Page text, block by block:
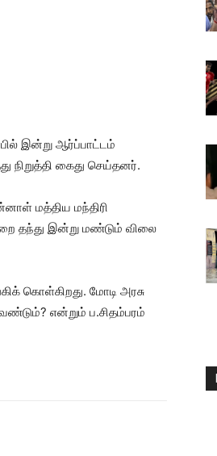
இன்று ஆர்ப்பாட்டம்
நிறுத்தி கைது செய்தனர்.
மத்திய மந்திரி
தந்து இன்று மண்டும் விலை
கொள்கிறது. மோடி அரசு
என்றும் ப.சிதம்பரம்